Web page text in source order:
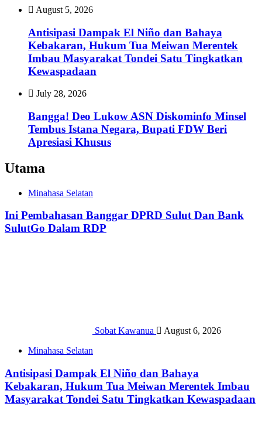
August 5, 2026
Antisipasi Dampak El Niño dan Bahaya
Kebakaran, Hukum Tua Meiwan Merentek
Imbau Masyarakat Tondei Satu Tingkatkan
Kewaspadaan
July 28, 2026
Bangga! Deo Lukow ASN Diskominfo Minsel
Tembus Istana Negara, Bupati FDW Beri
Apresiasi Khusus‎
Utama
Minahasa Selatan
Ini Pembahasan Banggar DPRD Sulut Dan Bank
SulutGo Dalam RDP
Sobat Kawanua
August 6, 2026
Minahasa Selatan
Antisipasi Dampak El Niño dan Bahaya
Kebakaran, Hukum Tua Meiwan Merentek Imbau
Masyarakat Tondei Satu Tingkatkan Kewaspadaan